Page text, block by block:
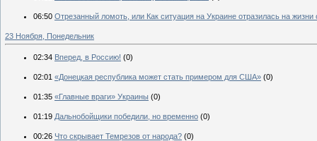
06:50 Отрезанный ломоть, или Как ситуация на Украине отразилась на жизни
23 Ноября, Понедельник
02:34 Вперед, в Россию! (0)
02:01 «Донецкая республика может стать примером для США» (0)
01:35 «Главные враги» Украины (0)
01:19 Дальнобойщики победили, но временно (0)
00:26 Что скрывает Темрезов от народа? (0)